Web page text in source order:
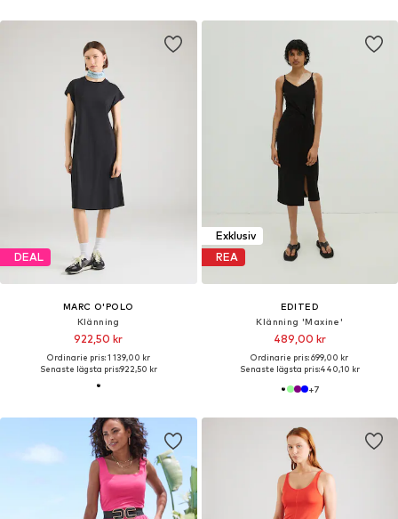
DEAL
MARC O'POLO
Klänning
922,50 kr
Ordinarie pris: 1 139,00 kr
Senaste lägsta pris:922,50 kr
Exklusiv
REA
EDITED
Klänning 'Maxine'
489,00 kr
Ordinarie pris: 699,00 kr
Senaste lägsta pris:440,10 kr
+7